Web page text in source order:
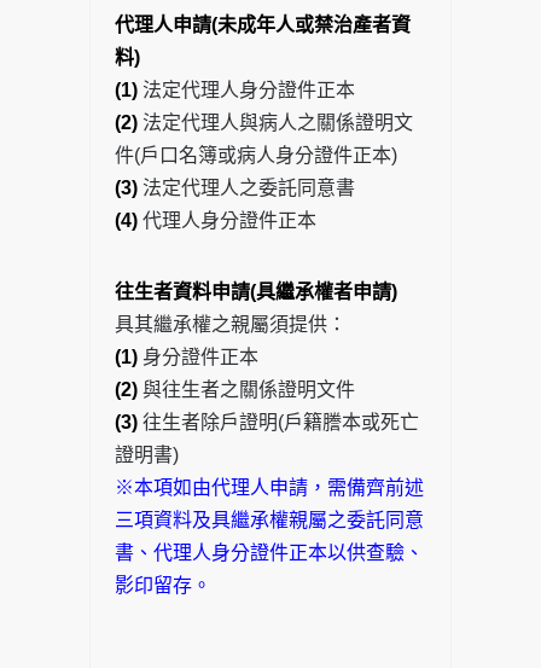
代理人申請(未成年人或禁治產者資
料)
(1) 法定代理人身分證件正本
(2) 法定代理人與病人之關係證明文
件(戶口名簿或病人身分證件正本)
(3) 法定代理人之委託同意書
(4) 代理人身分證件正本
往生者資料申請(具繼承權者申請)
具其繼承權之親屬須提供：
(1) 身分證件正本
(2) 與往生者之關係證明文件
(3) 往生者除戶證明(戶籍謄本或死亡
證明書)
※本項如由代理人申請，需備齊前述
三項資料及具繼承權親屬之委託同意
書、代理人身分證件正本以供查驗、
影印留存。